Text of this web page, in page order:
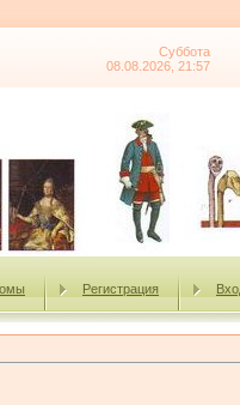
Суббота
08.08.2026, 21:57
Регистрация